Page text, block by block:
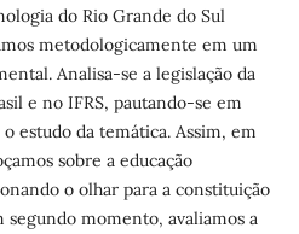
do Rio Grande do Sul
metodologicamente em um
Analisa-se a legislação da
e no IFRS, pautando-se em
estudo da temática. Assim, em
sobre a educação
o olhar para a constituição
momento, avaliamos a